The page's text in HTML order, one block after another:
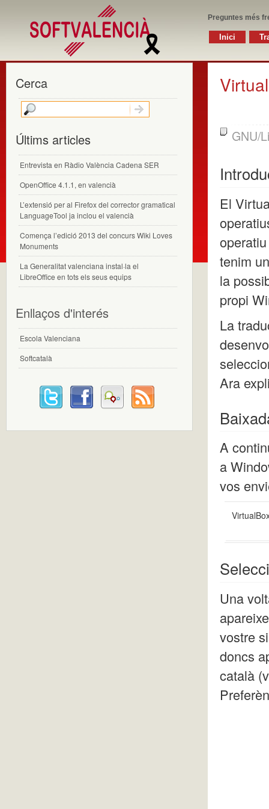
Preguntes més
Inici
GNU/
El
tenim
la
propi
La
Ara
A
a
vos
Una
vostre
doncs
català
Cerca
Últims articles
Entrevista en Ràdio València Cadena SER
OpenOffice 4.1.1, en valencià
L’extensió per al Firefox del corrector gramatical
LanguageTool ja inclou el valencià
Comença l’edició 2013 del concurs Wiki Loves
Monuments
La Generalitat valenciana instal·la el
LibreOffice en tots els seus equips
Enllaços d'interés
Escola Valenciana
Softcatalà